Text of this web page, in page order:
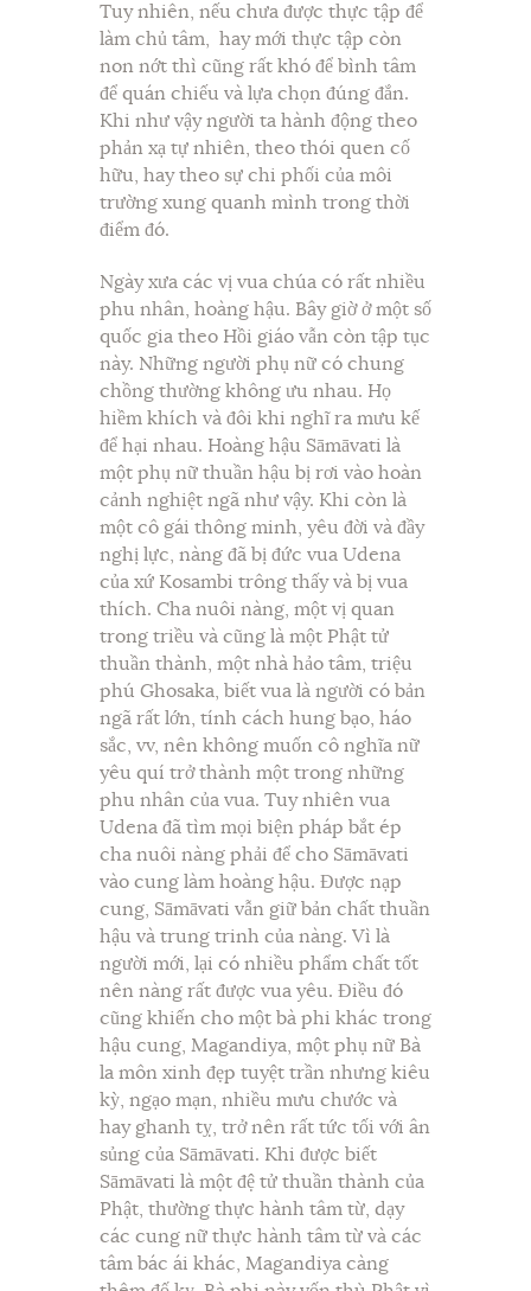
Tuy nhiên, nếu chưa được thực tập để
làm chủ tâm, hay mới thực tập còn
non nớt thì cũng rất khó để bình tâm
để quán chiếu và lựa chọn đúng đắn.
Khi như vậy người ta hành động theo
phản xạ tự nhiên, theo thói quen cố
hữu, hay theo sự chi phối của môi
trường xung quanh mình trong thời
điểm đó.
Ngày xưa các vị vua chúa có rất nhiều
phu nhân, hoàng hậu. Bây giờ ở một số
quốc gia theo Hồi giáo vẫn còn tập tục
này. Những người phụ nữ có chung
chồng thường không ưu nhau. Họ
hiềm khích và đôi khi nghĩ ra mưu kế
để hại nhau. Hoàng hậu Sāmāvati là
một phụ nữ thuần hậu bị rơi vào hoàn
cảnh nghiệt ngã như vậy. Khi còn là
một cô gái thông minh, yêu đời và đầy
nghị lực, nàng đã bị đức vua Udena
của xứ Kosambi trông thấy và bị vua
thích. Cha nuôi nàng, một vị quan
trong triều và cũng là một Phật tử
thuần thành, một nhà hảo tâm, triệu
phú Ghosaka, biết vua là người có bản
ngã rất lớn, tính cách hung bạo, háo
sắc, vv, nên không muốn cô nghĩa nữ
yêu quí trở thành một trong những
phu nhân của vua. Tuy nhiên vua
Udena đã tìm mọi biện pháp bắt ép
cha nuôi nàng phải để cho Sāmāvati
vào cung làm hoàng hậu. Được nạp
cung, Sāmāvati vẫn giữ bản chất thuần
hậu và trung trinh của nàng. Vì là
người mới, lại có nhiều phẩm chất tốt
nên nàng rất được vua yêu. Điều đó
cũng khiến cho một bà phi khác trong
hậu cung, Magandiya, một phụ nữ Bà
la môn xinh đẹp tuyệt trần nhưng kiêu
kỳ, ngạo mạn, nhiều mưu chước và
hay ghanh tỵ, trở nên rất tức tối với ân
sủng của Sāmāvati. Khi được biết
Sāmāvati là một đệ tử thuần thành của
Phật, thường thực hành tâm từ, dạy
các cung nữ thực hành tâm từ và các
tâm bác ái khác, Magandiya càng